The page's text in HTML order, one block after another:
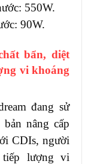
550W.
90W.
bẩn, diệt
vi khoáng
đang sử
nâng cấp
CDIs, người
lượng vi